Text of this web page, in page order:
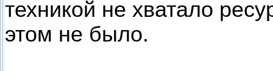
техникой не хватало
этом не было.